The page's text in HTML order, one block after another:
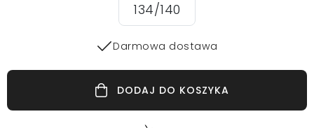
134/140
Darmowa dostawa
DODAJ DO KOSZYKA